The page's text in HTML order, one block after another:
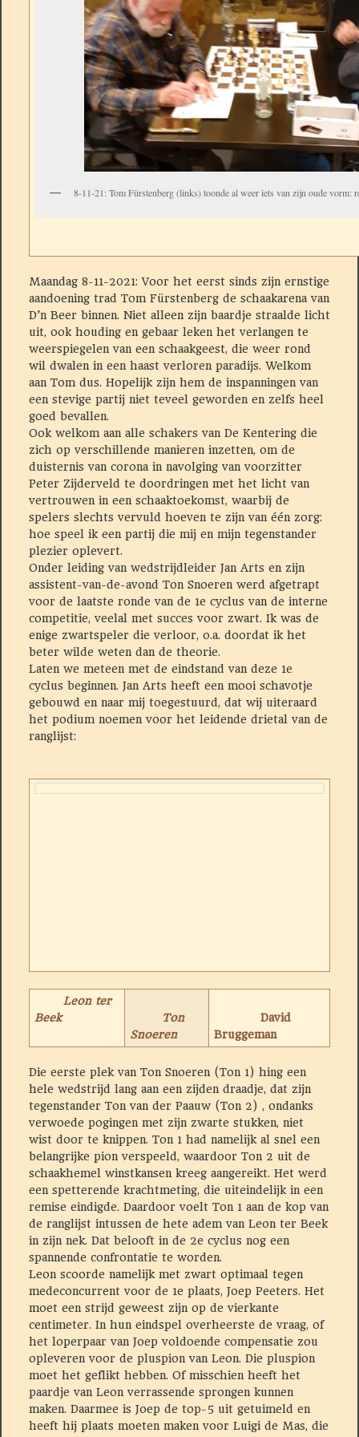
8-11-21: Tom Fürstenberg (links) toonde al weer iets van zijn oude vorm:
Maandag 8-11-2021: Voor het eerst sinds zijn ernstige
aandoening trad Tom Fürstenberg de schaakarena van
D’n Beer binnen. Niet alleen zijn baardje straalde licht
uit, ook houding en gebaar leken het verlangen te
weerspiegelen van een schaakgeest, die weer rond
wil dwalen in een haast verloren paradijs. Welkom
aan Tom dus. Hopelijk zijn hem de inspanningen van
een stevige partij niet teveel geworden en zelfs heel
goed bevallen.
Ook welkom aan alle schakers van De Kentering die
zich op verschillende manieren inzetten, om de
duisternis van corona in navolging van voorzitter
Peter Zijderveld te doordringen met het licht van
vertrouwen in een schaaktoekomst, waarbij de
spelers slechts vervuld hoeven te zijn van één zorg:
hoe speel ik een partij die mij en mijn tegenstander
plezier oplevert.
Onder leiding van wedstrijdleider Jan Arts en zijn
assistent-van-de-avond Ton Snoeren werd afgetrapt
voor de laatste ronde van de 1e cyclus van de interne
competitie, veelal met succes voor zwart. Ik was de
enige zwartspeler die verloor, o.a. doordat ik het
beter wilde weten dan de theorie.
Laten we meteen met de eindstand van deze 1e
cyclus beginnen. Jan Arts heeft een mooi schavotje
gebouwd en naar mij toegestuurd, dat wij uiteraard
het podium noemen voor het leidende drietal van de
ranglijst:
Leon ter
Beek
Ton
Snoeren
David
Bruggeman
Die eerste plek van Ton Snoeren (Ton 1) hing een
hele wedstrijd lang aan een zijden draadje, dat zijn
tegenstander Ton van der Paauw (Ton 2) , ondanks
verwoede pogingen met zijn zwarte stukken, niet
wist door te knippen. Ton 1 had namelijk al snel een
belangrijke pion verspeeld, waardoor Ton 2 uit de
schaakhemel winstkansen kreeg aangereikt. Het werd
een spetterende krachtmeting, die uiteindelijk in een
remise eindigde. Daardoor voelt Ton 1 aan de kop van
de ranglijst intussen de hete adem van Leon ter Beek
in zijn nek. Dat belooft in de 2e cyclus nog een
spannende confrontatie te worden.
Leon scoorde namelijk met zwart optimaal tegen
medeconcurrent voor de 1e plaats, Joep Peeters. Het
moet een strijd geweest zijn op de vierkante
centimeter. In hun eindspel overheerste de vraag, of
het loperpaar van Joep voldoende compensatie zou
opleveren voor de pluspion van Leon. Die pluspion
moet het geflikt hebben. Of misschien heeft het
paardje van Leon verrassende sprongen kunnen
maken. Daarmee is Joep de top-5 uit getuimeld en
heeft hij plaats moeten maken voor Luigi de Mas, die